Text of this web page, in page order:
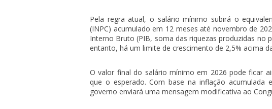
Pela regra atual, o salário mínimo subirá o
(INPC) acumulado em 12 meses até novembro de
Interno Bruto (PIB, soma das riquezas produzidas no
entanto, há um limite de crescimento de 2,5% acima
O valor final do salário mínimo em 2026 pode ficar
que o esperado. Com base na inflação
governo enviará uma mensagem modificativa ao